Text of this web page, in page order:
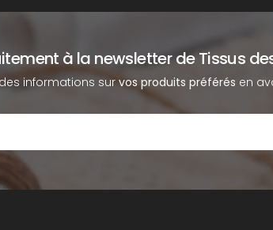
à la newsletter de Tissus
informations survos produits préférés en